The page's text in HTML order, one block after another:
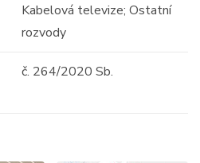
Kabelová televize; Ostatní
rozvody
č. 264/2020 Sb.